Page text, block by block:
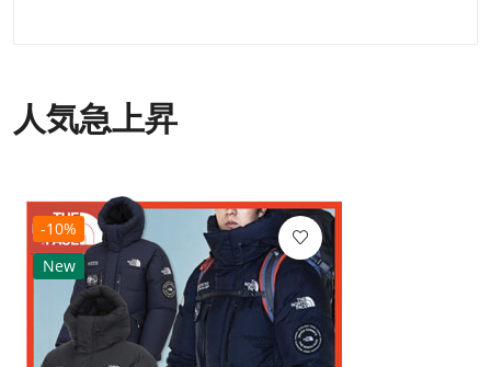
人気急上昇
-10%
New